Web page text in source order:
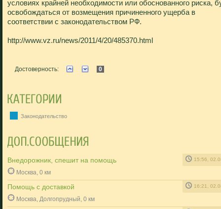
условиях крайней необходимости или обоснованного риска,
освобождаться от возмещения причиненного ущерба в
соответствии с законодательством РФ.
http://www.vz.ru/news/2011/4/20/485370.html
Достоверность: 0
Законодательство
Внедорожник, спешит на помощь 15:56,
Москва, 0 км
Помощь с доставкой 16:21,
Москва, Долгопрудный, 0 км